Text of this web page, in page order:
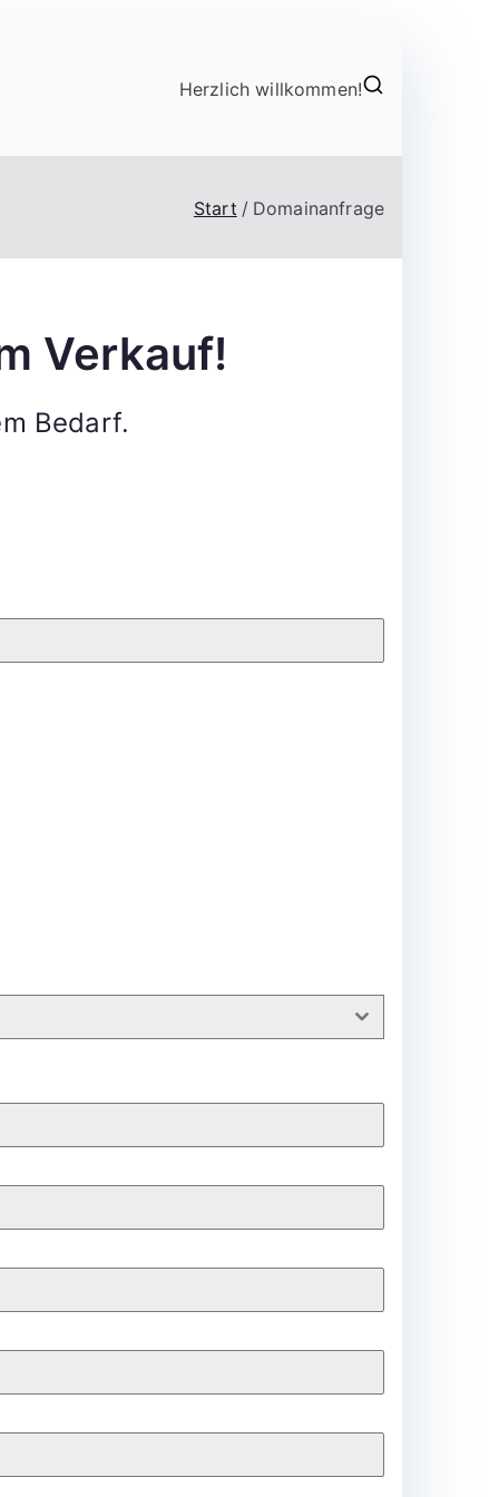
Herzlich willkommen!
Start Domainanfrage
Verkauf!
Bedarf.